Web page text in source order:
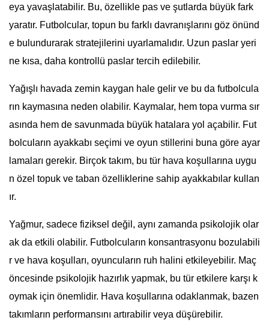
eya yavaşlatabilir. Bu, özellikle pas ve şutlarda büyük fark
yaratır. Futbolcular, topun bu farklı davranışlarını göz önünd
e bulundurarak stratejilerini uyarlamalıdır. Uzun paslar yeri
ne kısa, daha kontrollü paslar tercih edilebilir.
Yağışlı havada zemin kaygan hale gelir ve bu da futbolcula
rın kaymasına neden olabilir. Kaymalar, hem topa vurma sır
asında hem de savunmada büyük hatalara yol açabilir. Fut
bolcuların ayakkabı seçimi ve oyun stillerini buna göre ayar
lamaları gerekir. Birçok takım, bu tür hava koşullarına uygu
n özel topuk ve taban özelliklerine sahip ayakkabılar kullan
ır.
Yağmur, sadece fiziksel değil, aynı zamanda psikolojik olar
ak da etkili olabilir. Futbolcuların konsantrasyonu bozulabili
r ve hava koşulları, oyuncuların ruh halini etkileyebilir. Maç
öncesinde psikolojik hazırlık yapmak, bu tür etkilere karşı k
oymak için önemlidir. Hava koşullarına odaklanmak, bazen
takımların performansını artırabilir veya düşürebilir.